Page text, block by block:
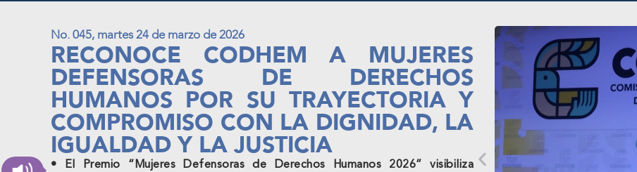
No. 045, martes 24 de marzo de 2026
RECONOCE CODHEM A MUJERES
DEFENSORAS DE DERECHOS
HUMANOS POR SU TRAYECTORIA Y
COMPROMISO CON LA DIGNIDAD, LA
IGUALDAD Y LA JUSTICIA
• El Premio “Mujeres Defensoras de Derechos Humanos 2026” visibiliza